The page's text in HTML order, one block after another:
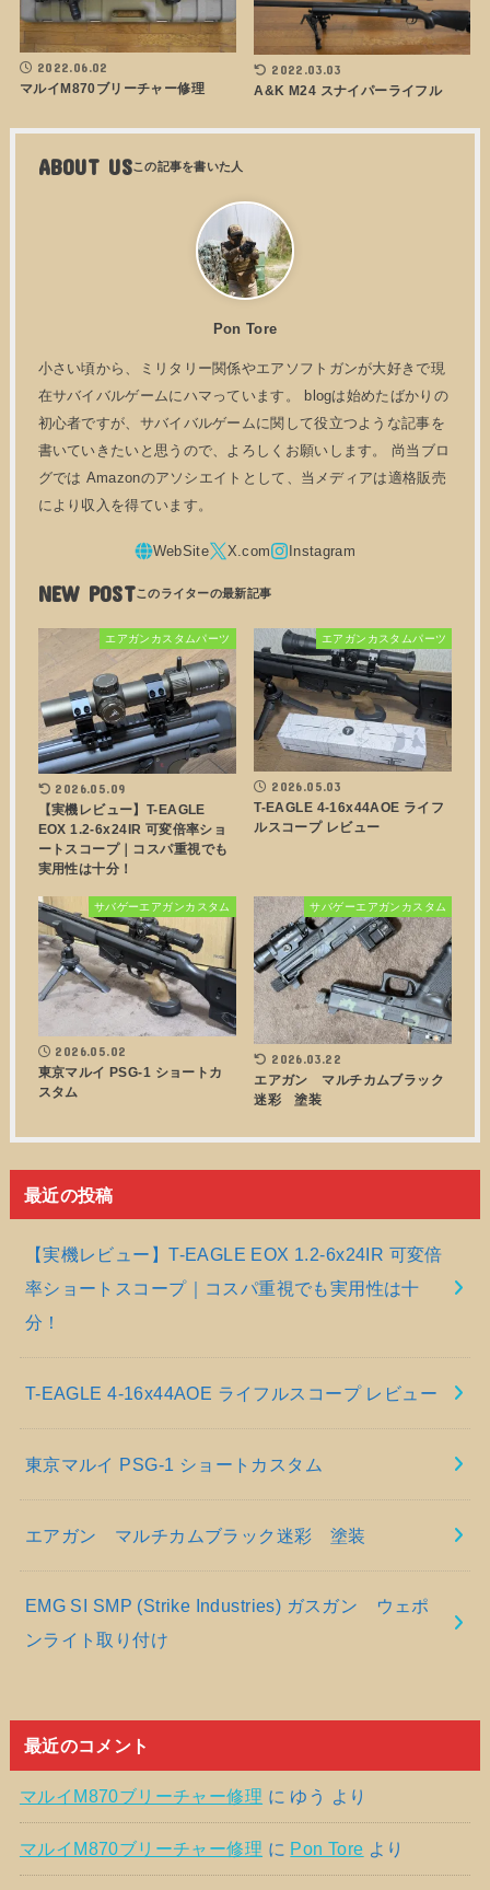
2022.06.02
マルイM870ブリーチャー修理
2022.03.03
A&K M24 スナイパーライフル
ABOUT US
Pon Tore
小さい頃から、ミリタリー関係やエアソフトガンが大好きで現
在サバイバルゲームにハマっています。 blogは始めたばかりの
初心者ですが、サバイバルゲームに関して役立つような記事を
書いていきたいと思うので、よろしくお願いします。 尚当ブロ
グでは Amazonのアソシエイトとして、当メディアは適格販売
により収入を得ています。
NEW POST
エアガンカスタムパーツ
2026.05.09
【実機レビュー】T-EAGLE
EOX 1.2-6x24IR 可変倍率ショ
ートスコープ｜コスパ重視でも
実用性は十分！
エアガンカスタムパーツ
2026.05.03
T-EAGLE 4-16x44AOE ライフ
ルスコープ レビュー
サバゲーエアガンカスタム
2026.05.02
東京マルイ PSG-1 ショートカ
スタム
サバゲーエアガンカスタム
2026.03.22
エアガン マルチカムブラック
迷彩 塗装
最近の投稿
【実機レビュー】T-EAGLE EOX 1.2-6x24IR 可変倍
率ショートスコープ｜コスパ重視でも実用性は十
分！
T-EAGLE 4-16x44AOE ライフルスコープ レビュー
東京マルイ PSG-1 ショートカスタム
エアガン マルチカムブラック迷彩 塗装
EMG SI SMP (Strike Industries) ガスガン ウェポ
ンライト取り付け
最近のコメント
マルイM870ブリーチャー修理 に ゆう より
マルイM870ブリーチャー修理 に Pon Tore より